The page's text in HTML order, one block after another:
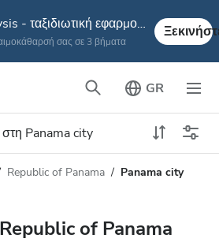
bookdialysis - ταξιδιωτική εφαρμογή
σας σε 3 βήματα
GR
στη Panama city
Republic of Panama Panama city
of Panama